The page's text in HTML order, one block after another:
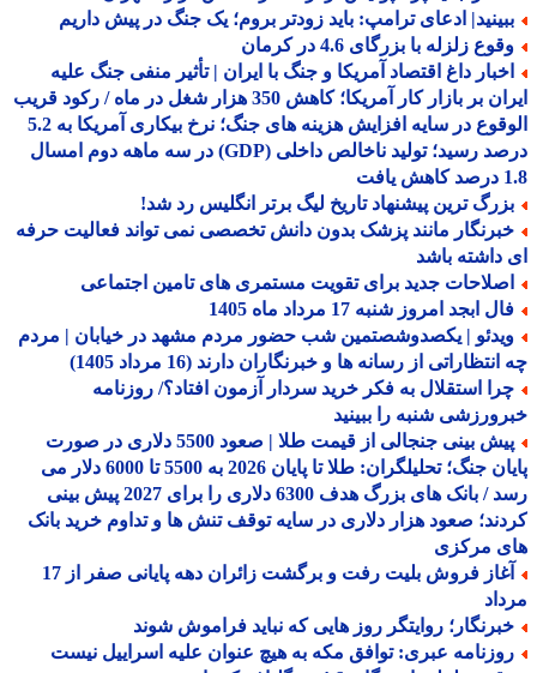
ادعای ترامپ: باید زودتر بروم؛ یک جنگ در پیش داریم
زلزله با بزرگای 4.6 در کرمان
داغ اقتصاد آمریکا و جنگ با ایران | تأثیر منفی جنگ علیه
ایران بر بازار کار آمریکا؛ کاهش 350 هزار شغل در ماه / رکود قریب
الوقوع در سایه افزایش هزینه های جنگ؛ نرخ بیکاری آمریکا به 5.2
درصد رسید؛ تولید ناخالص داخلی (GDP) در سه ماهه دوم امسال
ترین پیشنهاد تاریخ لیگ برتر انگلیس رد شد!
مانند پزشک بدون دانش تخصصی نمی تواند فعالیت حرفه
داشته باشد
جدید برای تقویت مستمری های تامین اجتماعی
ابجد امروز شنبه 17 مرداد ماه 1405
| یکصدوشصتمین شب حضور مردم مشهد در خیابان | مردم
از رسانه ها و خبرنگاران دارند (16 مرداد 1405)
استقلال به فکر خرید سردار آزمون افتاد؟/ روزنامه
شنبه را ببینید
پیش بینی جنجالی از قیمت طلا | صعود 5500 دلاری در صورت
پایان جنگ؛ تحلیلگران: طلا تا پایان 2026 به 5500 تا 6000 دلار می
رسد / بانک های بزرگ هدف 6300 دلاری را برای 2027 پیش بینی
صعود هزار دلاری در سایه توقف تنش ها و تداوم خرید بانک
مرکزی
آغاز فروش بلیت رفت و برگشت زائران دهه پایانی صفر از 17
روایتگر روز هایی که نباید فراموش شوند
عبری: توافق مکه به هیچ عنوان علیه اسراییل نیست